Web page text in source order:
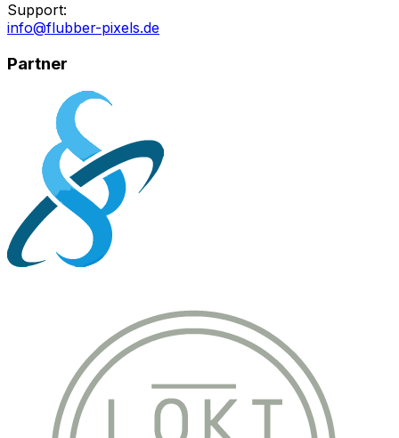
Support:
info@flubber-pixels.de
Partner